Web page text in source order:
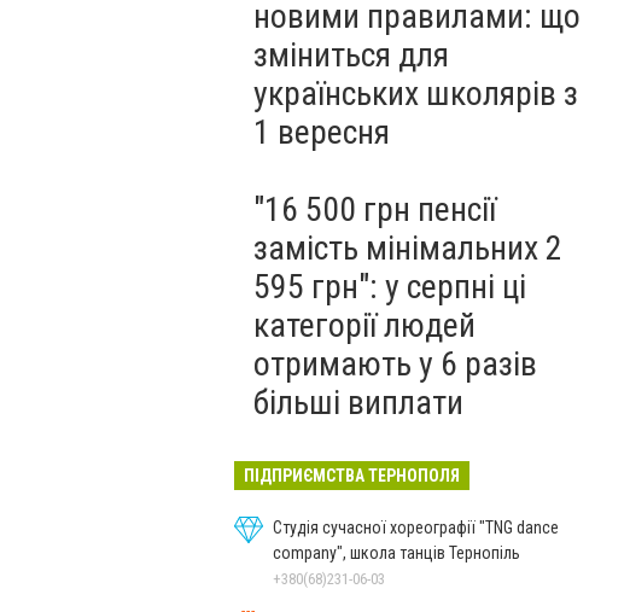
новими правилами: що
зміниться для
українських школярів з
1 вересня
"16 500 грн пенсії
замість мінімальних 2
595 грн": у серпні ці
категорії людей
отримають у 6 разів
більші виплати
ПІДПРИЄМСТВА ТЕРНОПОЛЯ
Студія сучасної хореографії "TNG dance
company", школа танців Тернопіль
+380(68)231-06-03